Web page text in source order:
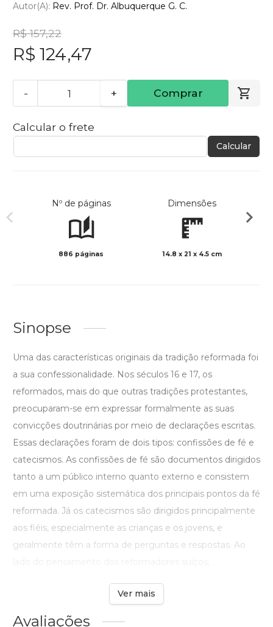
Autor(a): Rev. Prof. Dr. Albuquerque G. C.
R$ 157,22
R$ 124,47
- + Comprar
Calcular o frete
Calcular
Nº de páginas
886 páginas
Dimensões
14.8 x 21 x 4.5 cm
Sinopse
Uma das características originais da tradição reformada foi
a sua confessionalidade. Nos séculos 16 e 17, os
reformados, mais do que outras tradições protestantes,
preocuparam-se em expressar formalmente as suas
convicções doutrinárias por meio de declarações escritas.
Essas declarações foram de dois tipos: confissões de fé e
catecismos. As confissões de fé são documentos dirigidos
tanto a um público interno quanto externo e consistem
em uma exposição sistemática dos principais pontos da fé
reformada. Já os catecismos são dirigidos principalmente
aos fiéis, especialmente as crianças e os jovens, e
geralmente têm a forma de perguntas e respostas. Ao
Ver mais
Avaliações